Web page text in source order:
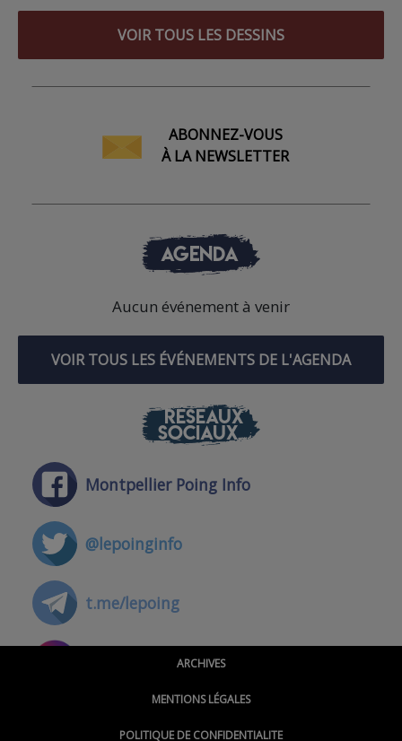
VOIR TOUS LES DESSINS
ABONNEZ-VOUS
À LA NEWSLETTER
AGENDA
Aucun événement à venir
VOIR TOUS LES ÉVÉNEMENTS DE L'AGENDA
RÉSEAUX
SOCIAUX
Montpellier Poing Info
@lepoinginfo
t.me/lepoing
@montpellierpoinginfo
ARCHIVES
MENTIONS LÉGALES
POLITIQUE DE CONFIDENTIALITE